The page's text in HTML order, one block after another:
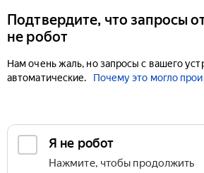
Подтвердите, что запросы
не робот
Нам очень жаль, но запросы с вашего
автоматические.
Почему это могло